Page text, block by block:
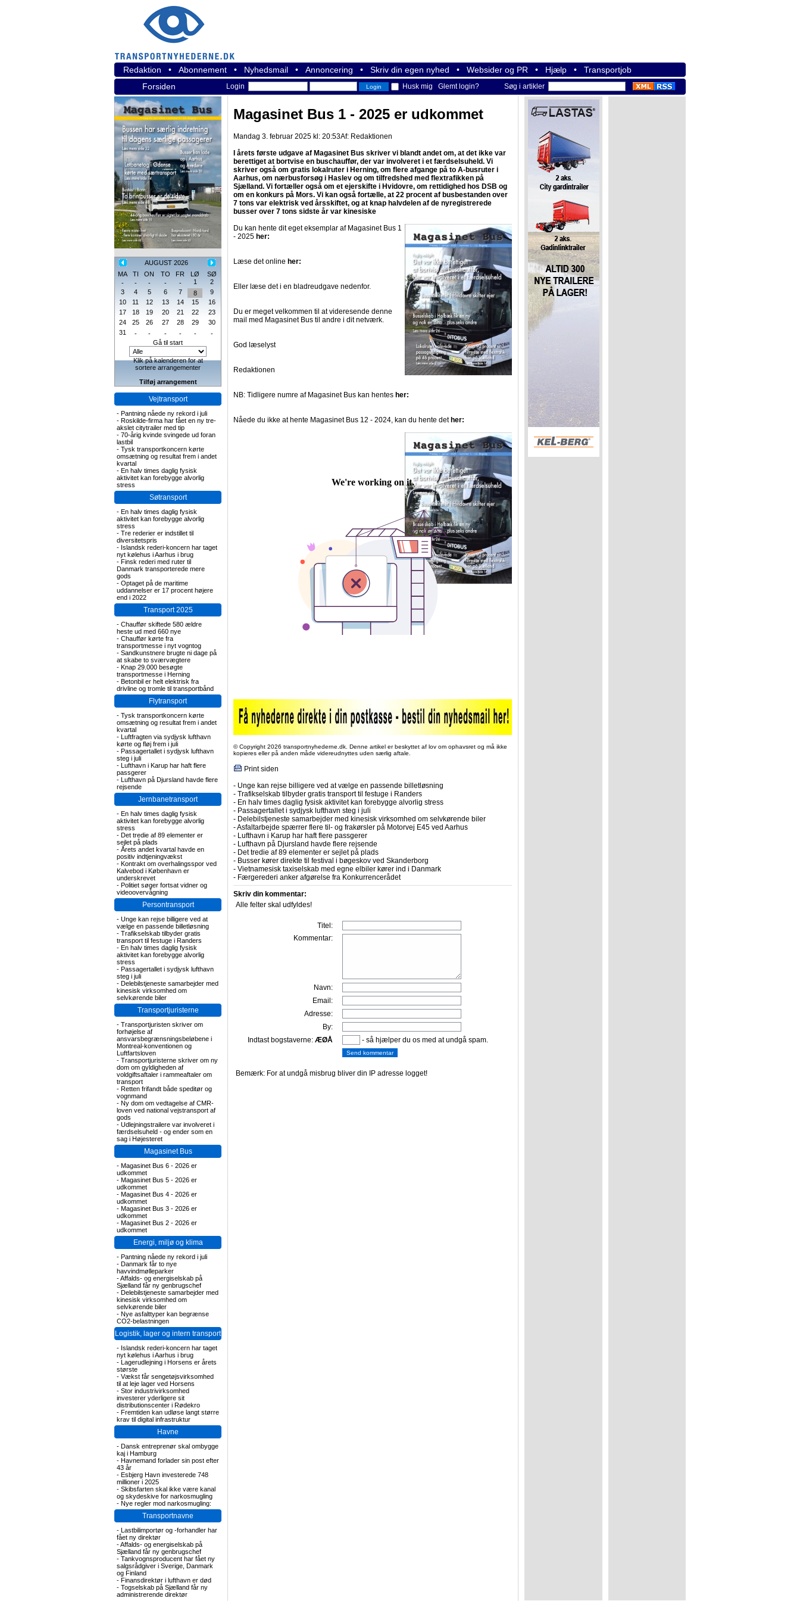
Redaktion • Abonnement • Nyhedsmail • Annoncering • Skriv din egen nyhed • Websider og PR • Hjælp • Transportjob
Forsiden
Login Husk mig Glemt login? Søg i artikler
AUGUST 2026
MA
TI ON TO FR LØ
SØ
-
- - - - 1
2
3
4 5 6 7 8
9
10
11 12 13 14 15
16
17
18 19 20 21 22
23
24
25 26 27 28 29
30
31
- - - - -
-
Gå til start
Klik på kalenderen for at
sortere arrangementer
Tilføj arrangement
Vejtransport
- Pantning nåede ny rekord i juli
- Roskilde-firma har fået en ny tre-
akslet citytrailer med tip
- 70-årig kvinde svingede ud foran
lastbil
- Tysk transportkoncern kørte
omsætning og resultat frem i andet
kvartal
- En halv times daglig fysisk
aktivitet kan forebygge alvorlig
stress
Søtransport
- En halv times daglig fysisk
aktivitet kan forebygge alvorlig
stress
- Tre rederier er indstillet til
diversitetspris
- Islandsk rederi-koncern har taget
nyt kølehus i Aarhus i brug
- Finsk rederi med ruter til
Danmark transporterede mere
gods
- Optaget på de maritime
uddannelser er 17 procent højere
end i 2022
Transport 2025
- Chauffør skiftede 580 ældre
heste ud med 660 nye
- Chauffør kørte fra
transportmesse i nyt vogntog
- Sandkunstnere brugte ni dage på
at skabe to sværvægtere
- Knap 29.000 besøgte
transportmesse i Herning
- Betonbil er helt elektrisk fra
drivline og tromle til transportbånd
Flytransport
- Tysk transportkoncern kørte
omsætning og resultat frem i andet
kvartal
- Luftfragten via sydjysk lufthavn
kørte og fløj frem i juli
- Passagertallet i sydjysk lufthavn
steg i juli
- Lufthavn i Karup har haft flere
passgerer
- Lufthavn på Djursland havde flere
rejsende
Jernbanetransport
- En halv times daglig fysisk
aktivitet kan forebygge alvorlig
stress
- Det tredie af 89 elementer er
sejlet på plads
- Årets andet kvartal havde en
positiv indtjeningvækst
- Kontrakt om overhalingsspor ved
Kalvebod i København er
underskrevet
- Politiet søger fortsat vidner og
videoovervågning
Persontransport
- Unge kan rejse billigere ved at
vælge en passende billetløsning
- Trafikselskab tilbyder gratis
transport til festuge i Randers
- En halv times daglig fysisk
aktivitet kan forebygge alvorlig
stress
- Passagertallet i sydjysk lufthavn
steg i juli
- Delebilstjeneste samarbejder med
kinesisk virksomhed om
selvkørende biler
Transportjuristerne
- Transportjuristen skriver om
forhøjelse af
ansvarsbegrænsningsbeløbene i
Montreal-konventionen og
Luftfartsloven
- Transportjuristerne skriver om ny
dom om gyldigheden af
voldgiftsaftaler i rammeaftaler om
transport
- Retten frifandt både speditør og
vognmand
- Ny dom om vedtagelse af CMR-
loven ved national vejstransport af
gods
- Udlejningstrailere var involveret i
færdselsuheld - og ender som en
sag i Højesteret
Magasinet Bus
- Magasinet Bus 6 - 2026 er
udkommet
- Magasinet Bus 5 - 2026 er
udkommet
- Magasinet Bus 4 - 2026 er
udkommet
- Magasinet Bus 3 - 2026 er
udkommet
- Magasinet Bus 2 - 2026 er
udkommet
Energi, miljø og klima
- Pantning nåede ny rekord i juli
- Danmark får to nye
havvindmølleparker
-Affalds- og energiselskab på
Sjælland får ny genbrugschef
- Delebilstjeneste samarbejder med
kinesisk virksomhed om
selvkørende biler
- Nye asfalttyper kan begrænse
CO2-belastningen
Logistik, lager og intern transport
- Islandsk rederi-koncern har taget
nyt kølehus i Aarhus i brug
- Lagerudlejning i Horsens er årets
største
- Vækst får sengetøjsvirksomhed
til at leje lager ved Horsens
- Stor industrivirksomhed
investerer yderligere sit
distributionscenter i Rødekro
- Fremtiden kan udløse langt større
krav til digital infrastruktur
Havne
- Dansk entreprenør skal ombygge
kaj i Hamburg
- Havnemand forlader sin post efter
43 år
- Esbjerg Havn investerede 748
millioner i 2025
- Skibsfarten skal ikke være kanal
og skydeskive for narkosmugling
- Nye regler mod narkosmugling:
Transportnavne
- Lastbilimportør og -forhandler har
fået ny direktør
-Affalds- og energiselskab på
Sjælland får ny genbrugschef
- Tankvognsproducent har fået ny
salgsrådgiver i Sverige, Danmark
og Finland
- Finansdirektør i lufthavn er død
- Togselskab på Sjælland får ny
administrerende direktør
Magasinet Bus 1 - 2025 er udkommet
Mandag 3. februar 2025 kl: 20:53Af: Redaktionen
I årets første udgave af Magasinet Bus skriver vi blandt andet om, at det ikke var
berettiget at bortvise en buschauffør, der var involveret i et færdselsuheld. Vi
skriver også om gratis lokalruter i Herning, om flere afgange på to A-busruter i
Aarhus, om nærbusforsøg i Haslev og om tilfredshed med flextrafikken på
Sjælland. Vi fortæller også om et ejerskifte i Hvidovre, om rettidighed hos DSB og
om en konkurs på Mors. Vi kan også fortælle, at 22 procent af busbestanden over
7 tons var elektrisk ved årsskiftet, og at knap halvdelen af de nyregistrerede
busser over 7 tons sidste år var kinesiske
Du kan hente dit eget eksemplar af Magasinet Bus 1
- 2025 her:
Læse det online her:
Eller læse det i en bladreudgave nedenfor.
Du er meget velkommen til at videresende denne
mail med Magasinet Bus til andre i dit netværk.
God læselyst
Redaktionen
NB: Tidligere numre af Magasinet Bus kan hentes her:
Nåede du ikke at hente Magasinet Bus 12 - 2024, kan du hente det her:
© Copyright 2026 transportnyhederne.dk. Denne artikel er beskyttet af lov om ophavsret og må ikke
kopieres eller på anden måde videreudnyttes uden særlig aftale.
Print siden
- Unge kan rejse billigere ved at vælge en passende billetløsning
- Trafikselskab tilbyder gratis transport til festuge i Randers
- En halv times daglig fysisk aktivitet kan forebygge alvorlig stress
- Passagertallet i sydjysk lufthavn steg i juli
- Delebilstjeneste samarbejder med kinesisk virksomhed om selvkørende biler
-Asfaltarbejde spærrer flere til- og frakørsler på Motorvej E45 ved Aarhus
- Lufthavn i Karup har haft flere passgerer
- Lufthavn på Djursland havde flere rejsende
- Det tredie af 89 elementer er sejlet på plads
- Busser kører direkte til festival i bøgeskov ved Skanderborg
- Vietnamesisk taxiselskab med egne elbiler kører ind i Danmark
- Færgerederi anker afgørelse fra Konkurrencerådet
Skriv din kommentar:
Alle felter skal udfyldes!
Titel:
Kommentar:
Navn:
Email:
Adresse:
By:
Indtast bogstaverne: ÆØÅ - så hjælper du os med at undgå spam.
Bemærk: For at undgå misbrug bliver din IP adresse logget!